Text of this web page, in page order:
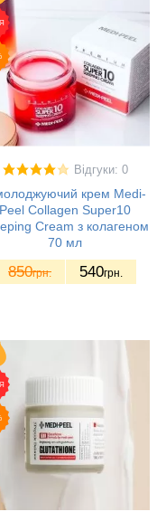
Відгуки: 0
крем Medi-
Peel Collagen Super10
Cream з колагеном
70 мл
850грн. 540грн.